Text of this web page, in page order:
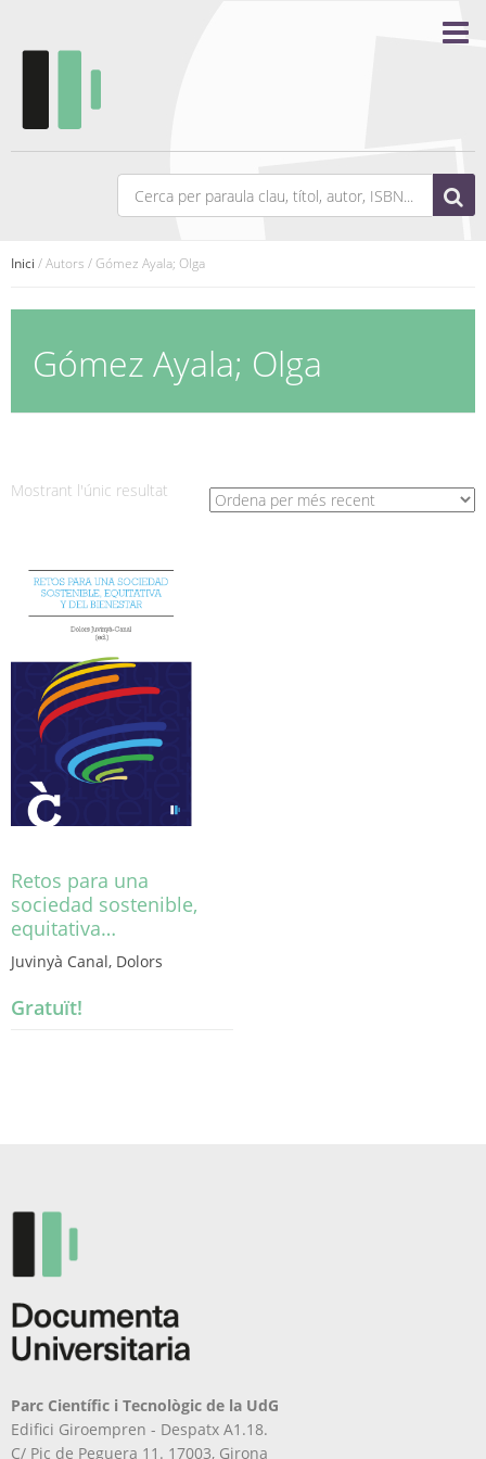
Inici / Autors / Gómez Ayala; Olga
Gómez Ayala; Olga
Mostrant l'únic resultat
Retos para una
sociedad sostenible,
equitativa…
Juvinyà Canal, Dolors
Gratuït!
Parc Científic i Tecnològic de la UdG
Edifici Giroempren - Despatx A1.18.
C/ Pic de Peguera 11. 17003, Girona